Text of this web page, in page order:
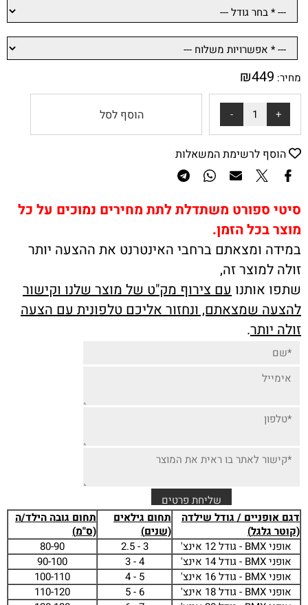
מחיר: ₪449
הוסף לסל
הוסף לרשימת המשאלות
סיטי ספורט משתדלת לתת מחירים נמוכים על כל
מוצר בכל הזמן.
במידה ומצאתם ברחבי האינטרנט את ההצעה יותר
זולה למוצר זה,
שתפו אותנו עם צירוף מק"ט של מוצר שלנו וקישור
להצעה שמצאתם, ונחזור אליכם טלפונית עם הצעה
זולה יותר.
דגם אופניים / גודל שילדה
(קוטר גלגל)
תחום גילאים
(שנים)
תחום גובה הילד/ה
(ס"מ)
אופני BMX - גודל 12 אינצ'
3 - 2.5
80-90
אופני BMX - גודל 14 אינצ'
4 - 3
90-100
אופני BMX - גודל 16 אינצ'
5 - 4
100-110
אופני BMX - גודל 18 אינצ'
6 - 5
110-120